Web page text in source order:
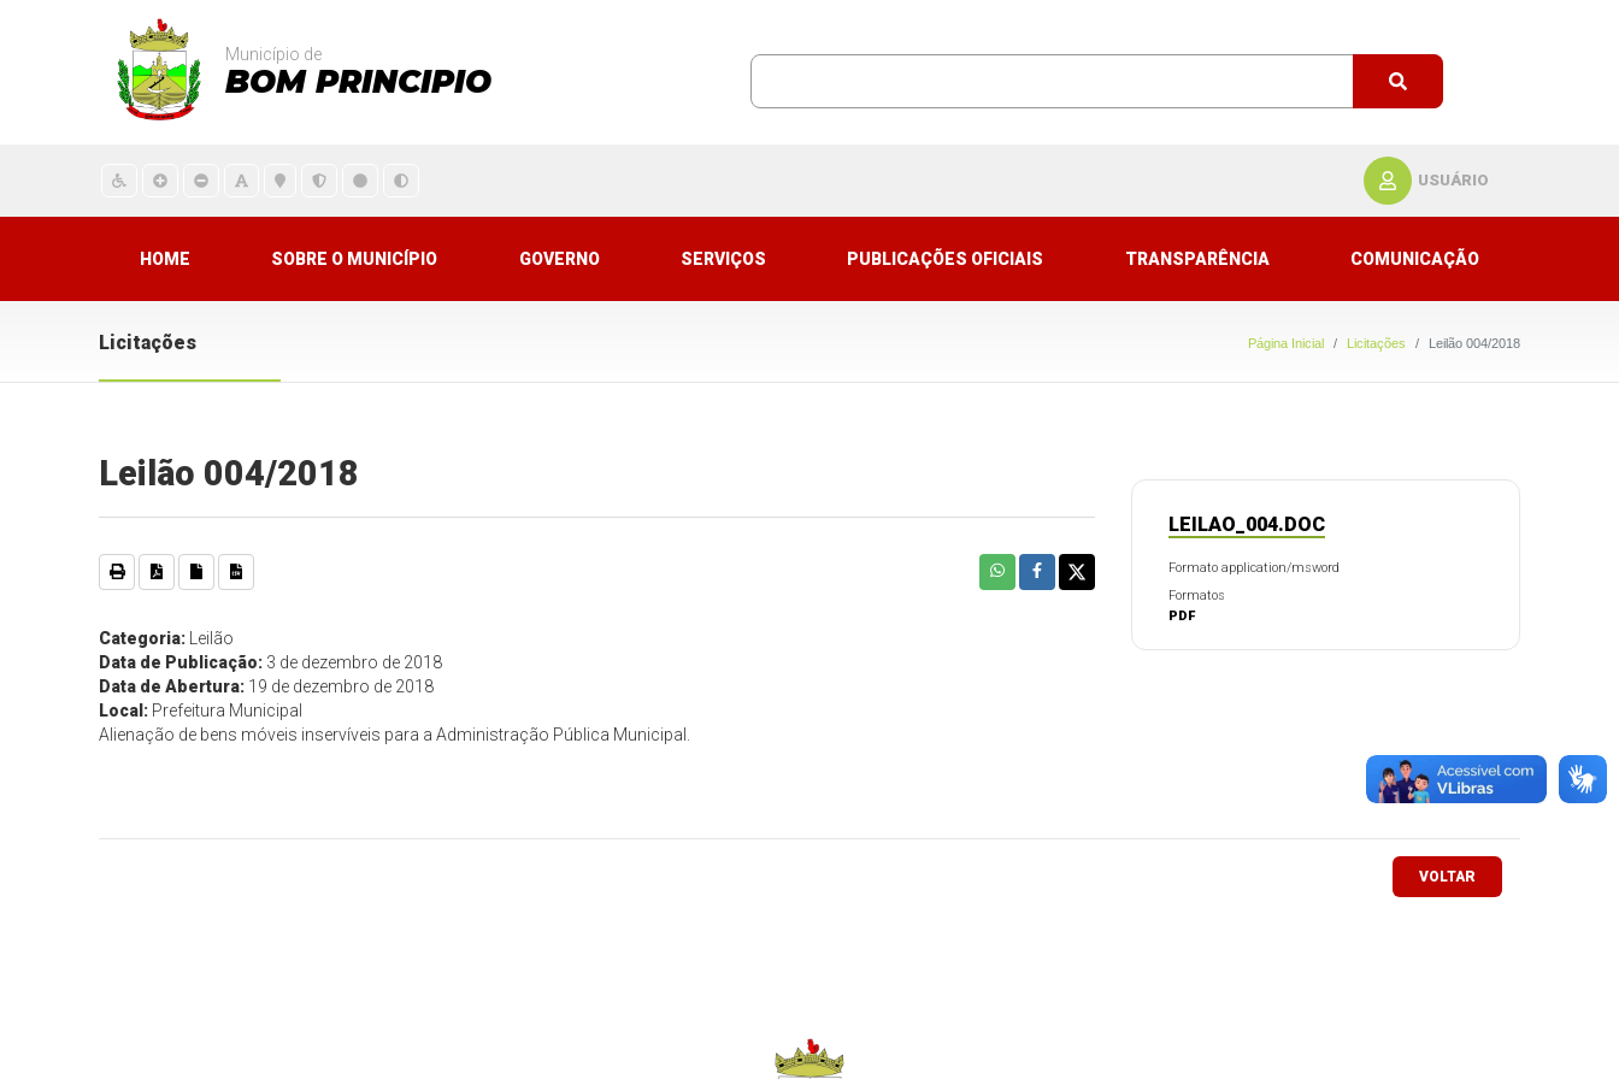
Município de
BOM PRINCIPIO
USUÁRIO
HOME SOBRE O MUNICÍPIO GOVERNO SERVIÇOS PUBLICAÇÕES OFICIAIS TRANSPARÊNCIA COMUNICAÇÃO
Licitações Página Inicial Licitações Leilão 004/2018
Leilão 004/2018
Categoria: Leilão
Data de Publicação: 3 de dezembro de 2018
Data de Abertura: 19 de dezembro de 2018
Local: Prefeitura Municipal
Alienação de bens móveis inservíveis para a Administração Pública Municipal.
LEILAO_004.DOC
Formato application/msword
Formatos
PDF
VOLTAR